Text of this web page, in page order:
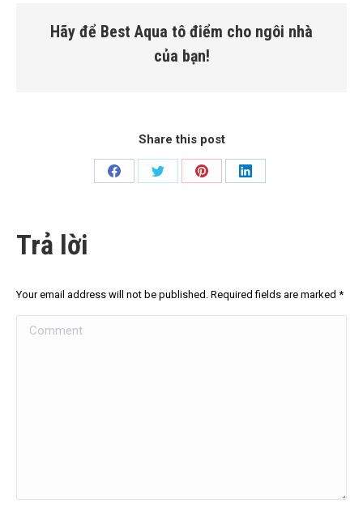
Hãy để Best Aqua tô điểm cho ngôi nhà
của bạn!
Share this post
Share
Share
Share
Share
Trả lời
Your email address will not be published. Required fields are marked *
Comment